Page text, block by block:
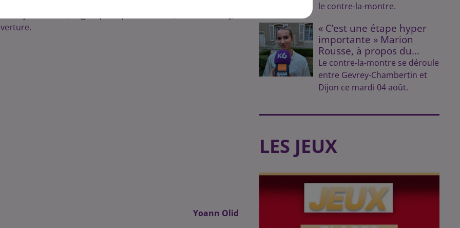
Nam Nam, le groupe Pop Rock Minuit, le Parisien FKJ,
Yoann Olid
le contre-la-montre.
« C’est une étape hyper
importante » Marion
Rousse, à propos du...
Le contre-la-montre se déroule
entre Gevrey-Chambertin et
Dijon ce mardi 04 août.
LES JEUX